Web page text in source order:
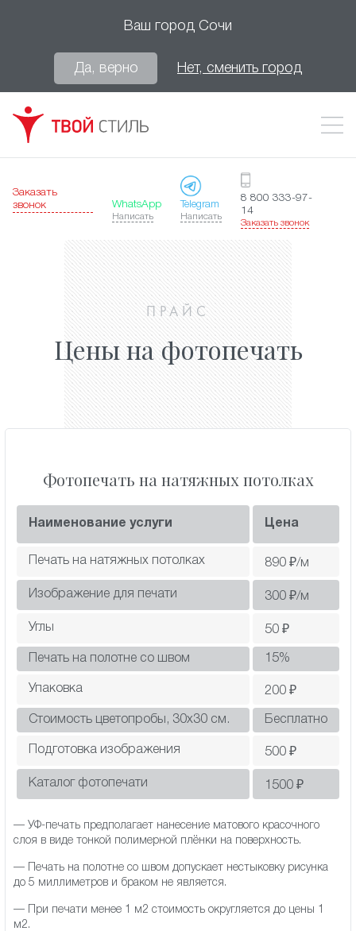
Ваш город Сочи
Да, верно Нет, сменить город
Заказать
звонок
WhatsApp
Написать
Telegram
Написать
8 800 333-97-
14
Заказать звонок
ПРАЙС
Цены на фотопечать
Фотопечать на натяжных потолках
Наименование услуги Цена
Печать на натяжных потолках 890 ₽/м
Изображение для печати 300 ₽/м
Углы 50 ₽
Печать на полотне со швом 15%
Упаковка 200 ₽
Стоимость цветопробы, 30х30 см. Бесплатно
Подготовка изображения 500 ₽
Каталог фотопечати 1500 ₽
— УФ-печать предполагает нанесение матового красочного
слоя в виде тонкой полимерной плёнки на поверхность.
— Печать на полотне со швом допускает нестыковку рисунка
до 5 миллиметров и браком не является.
— При печати менее 1 м2 стоимость округляется до цены 1
м2.